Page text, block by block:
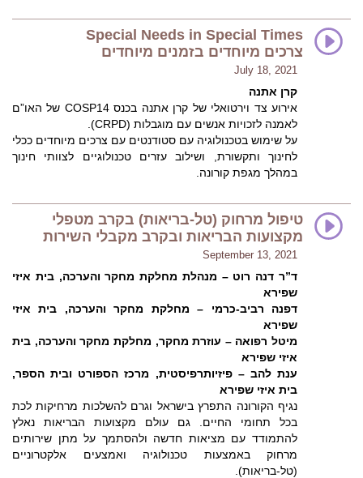
Special Needs in Special Times
צרכים מיוחדים בזמנים מיוחדים
July 18, 2021
קרן אתנה
אירוע צד וירטואלי של קרן אתנה בכנס COSP14 של האו”ם
לאמנה לזכויות אנשים עם מוגבלות (CRPD).
על שימוש בטכנולוגיה עם סטודנטים עם צרכים מיוחדים ככלי
לחינוך ותקשורת, ושילוב עזרים טכנולוגיים לצוותי חינוך
במהלך מגפת קורונה.
טיפול מרחוק (טל-בריאות) בקרב מטפלי
מקצועות הבריאות ובקרב מקבלי השירות
September 13, 2021
ד”ר דנה רוט – מנהלת מחלקת מחקר והערכה, בית איזי
שפירא
דפנה רביב-כרמי – מחלקת מחקר והערכה, בית איזי
שפירא
מיטל רפואה – עוזרת מחקר, מחלקת מחקר והערכה, בית
איזי שפירא
ענת להב – פיזיותרפיסטית, מרכז הספורט ובית הספר,
בית איזי שפירא
נגיף הקורונה התפרץ בישראל וגרם להשלכות מרחיקות לכת
בכל תחומי החיים. גם עולם מקצועות הבריאות נאלץ
להתמודד עם מציאות חדשה ולהסתמך על מתן שירותים
מרחוק באמצעות טכנולוגיה ואמצעים אלקטרוניים
(טל-בריאות).